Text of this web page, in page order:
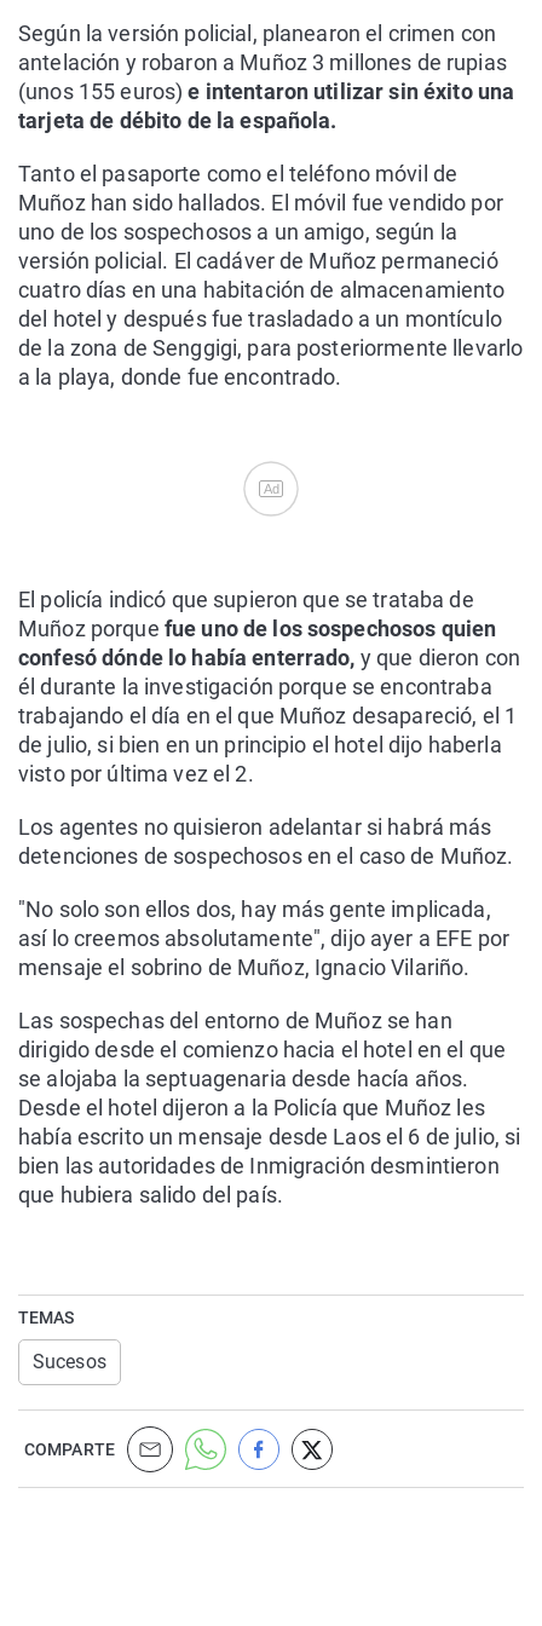
Según la versión policial, planearon el crimen con
antelación y robaron a Muñoz 3 millones de rupias
(unos 155 euros)e intentaron utilizar sin éxito una
tarjeta de débito de la española.
Tanto el pasaporte como el teléfono móvil de
Muñoz han sido hallados. El móvil fue vendido por
uno de los sospechosos a un amigo, según la
versión policial. El cadáver de Muñoz permaneció
cuatro días en una habitación de almacenamiento
del hotel y después fue trasladado a un montículo
de la zona de Senggigi, para posteriormente llevarlo
a la playa, donde fue encontrado.
Ad
El policía indicó que supieron que se trataba de
Muñoz porque fue uno de los sospechosos quien
confesó dónde lo había enterrado, y que dieron con
él durante la investigación porque se encontraba
trabajando el día en el que Muñoz desapareció, el 1
de julio, si bien en un principio el hotel dijo haberla
visto por última vez el 2.
Los agentes no quisieron adelantar si habrá más
detenciones de sospechosos en el caso de Muñoz.
"No solo son ellos dos, hay más gente implicada,
así lo creemos absolutamente", dijo ayer a EFE por
mensaje el sobrino de Muñoz, Ignacio Vilariño.
Las sospechas del entorno de Muñoz se han
dirigido desde el comienzo hacia el hotel en el que
se alojaba la septuagenaria desde hacía años.
Desde el hotel dijeron a la Policía que Muñoz les
había escrito un mensaje desde Laos el 6 de julio, si
bien las autoridades de Inmigración desmintieron
que hubiera salido del país.
TEMAS
Sucesos
COMPARTE